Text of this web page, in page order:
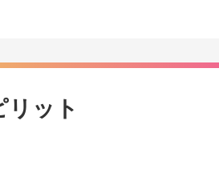
ット